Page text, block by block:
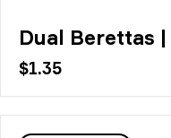
Dual Berettas
$1.35